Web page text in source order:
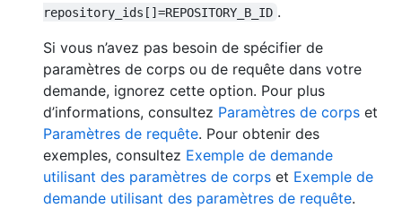
repository_ids[]=REPOSITORY_B_ID .
Si vous n’avez pas besoin de spécifier de
paramètres de corps ou de requête dans votre
demande, ignorez cette option. Pour plus
d’informations, consultez Paramètres de corps et
Paramètres de requête. Pour obtenir des
exemples, consultez Exemple de demande
utilisant des paramètres de corps et Exemple de
demande utilisant des paramètres de requête.